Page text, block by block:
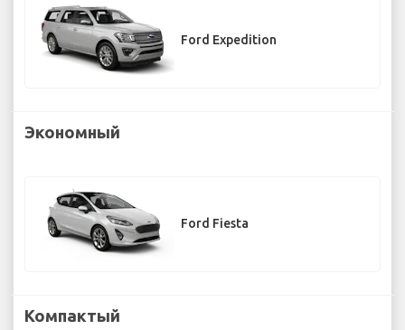
Ford Expedition
Экономный
Ford Fiesta
Компактый